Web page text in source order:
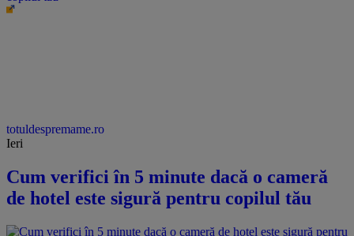
totuldespremame.ro
Ieri
Cum verifici în 5 minute dacă o cameră
de hotel este sigură pentru copilul tău